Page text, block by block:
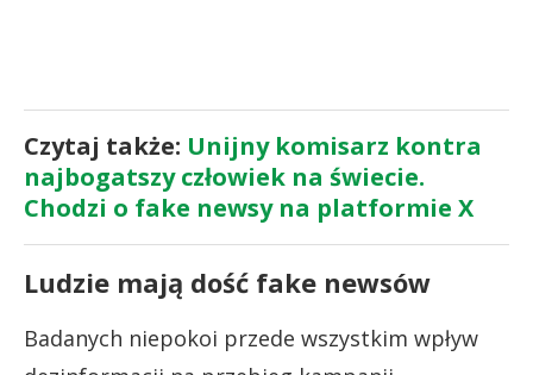
Czytaj także: Unijny komisarz kontra
najbogatszy człowiek na świecie.
Chodzi o fake newsy na platformie X
Ludzie mają dość fake newsów
Badanych niepokoi przede wszystkim wpływ